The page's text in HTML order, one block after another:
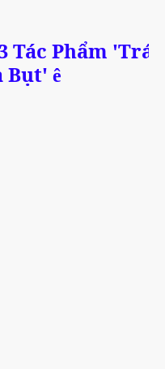
Tác Phẩm 'Trái
Bụt' ê